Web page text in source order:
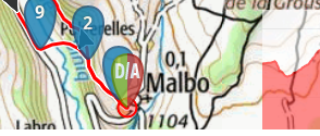
1
2
9